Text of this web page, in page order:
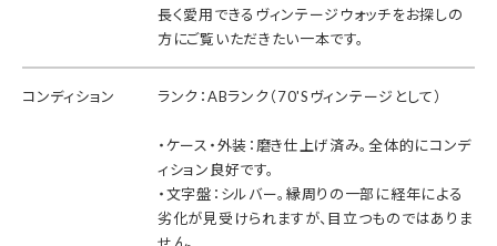
長く愛用できるヴィンテージウォッチをお探しの
方にご覧いただきたい一本です。
コンディション ランク：ABランク（70'Sヴィンテージとして）
・ケース・外装：磨き仕上げ済み。全体的にコンデ
ィション良好です。
・文字盤：シルバー。縁周りの一部に経年による
劣化が見受けられますが、目立つものではありま